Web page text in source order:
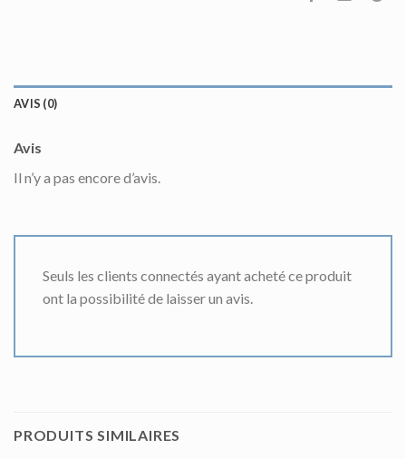
AVIS (0)
Avis
Il n’y a pas encore d’avis.
Seuls les clients connectés ayant acheté ce produit
ont la possibilité de laisser un avis.
PRODUITS SIMILAIRES